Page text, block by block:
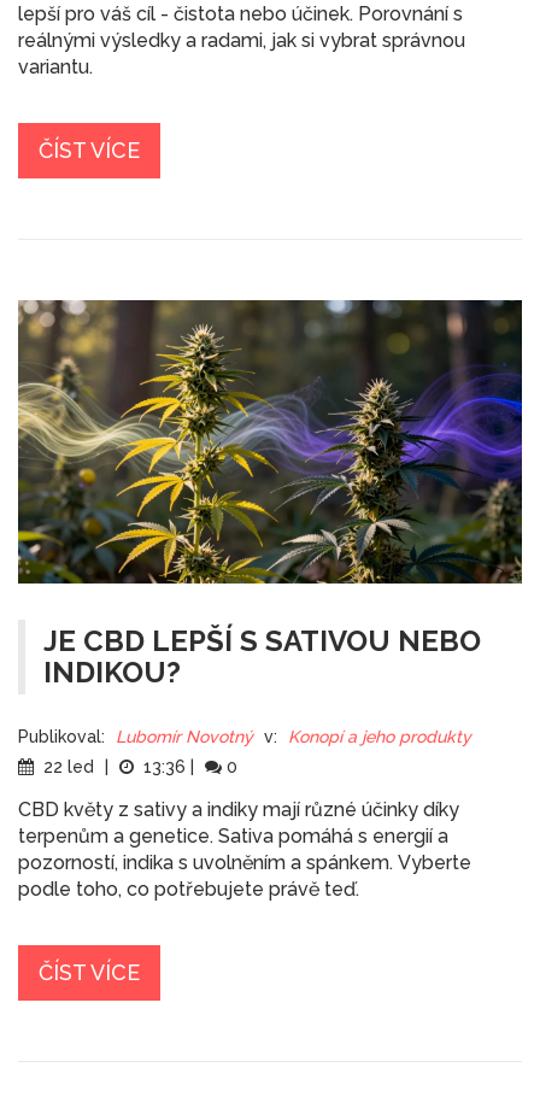
lepší pro váš cíl - čistota nebo účinek. Porovnání s
reálnými výsledky a radami, jak si vybrat správnou
variantu.
ČÍST VÍCE
JE CBD LEPŠÍ S SATIVOU NEBO
INDIKOU?
Publikoval: Lubomír Novotný v:
Konopí a jeho produkty
22 led
13:36 0
CBD květy z sativy a indiky mají různé účinky díky
terpenům a genetice. Sativa pomáhá s energií a
pozorností, indika s uvolněním a spánkem. Vyberte
podle toho, co potřebujete právě teď.
ČÍST VÍCE